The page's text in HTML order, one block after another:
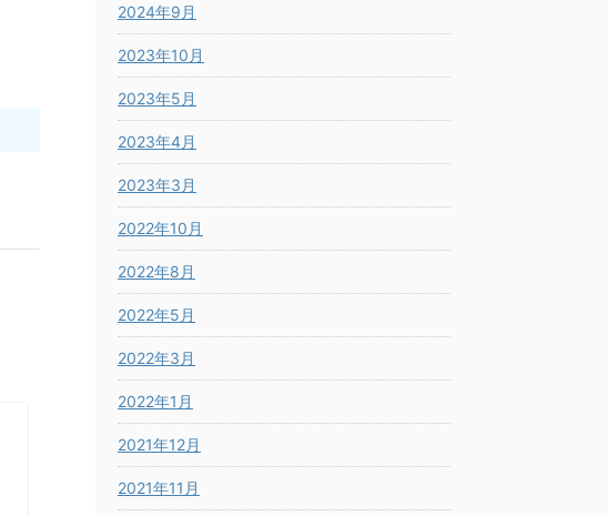
2024年9月
2023年10月
2023年5月
2023年4月
2023年3月
2022年10月
2022年8月
2022年5月
2022年3月
2022年1月
2021年12月
2021年11月